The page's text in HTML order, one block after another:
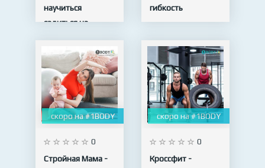
научиться
садиться на
10 видео
гибкость
скоро на #1BODY
0
Стройная Мама -
скоро на #1BODY
0
Кроссфит -